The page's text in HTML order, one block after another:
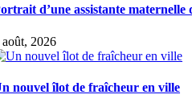
d’une assistante maternelle
août, 2026
nouvel îlot de fraîcheur en ville